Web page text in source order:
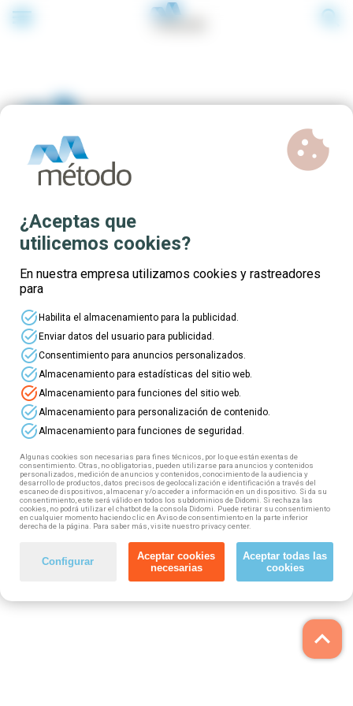
menu search
Cursos online gratuitos para
trabajadores del sector
Químico
¡Elige tu curso y solicita tu plaza!
eres trabajador/a autónomo/a o
estás en situación de ERTE,
¡puedes acceder a cualquiera de
estos cursos!
keyboard_arrow_up
¿Aceptas que
utilicemos cookies?
cookie
En nuestra empresa utilizamos cookies y rastreadores
para
task_altHabilita el almacenamiento para la publicidad.
task_altEnviar datos del usuario para publicidad.
task_altConsentimiento para anuncios personalizados.
task_alt Almacenamiento para estadísticas del sitio web.
task_alt Almacenamiento para funciones del sitio web.
task_alt Almacenamiento para personalización de contenido.
task_alt Almacenamiento para funciones de seguridad.
Algunas cookies son necesarias para fines técnicos, por lo que están exentas de
consentimiento. Otras, no obligatorias, pueden utilizarse para anuncios y contenidos
personalizados, medición de anuncios y contenidos, conocimiento de la audiencia y
desarrollo de productos, datos precisos de geolocalización e identificación a través del
escaneo de dispositivos, almacenar y/o acceder a información en un dispositivo. Si da su
consentimiento, este será válido en todos los subdominios de Didomi. Si rechaza las
cookies, no podrá utilizar el chatbot de la consola Didomi. Puede retirar su consentimiento
en cualquier momento haciendo clic en Aviso de consentimiento en la parte inferior
derecha de la página. Para saber más, visite nuestro privacy center.
Configurar
Aceptar cookies
necesarias
Aceptar todas las
cookies